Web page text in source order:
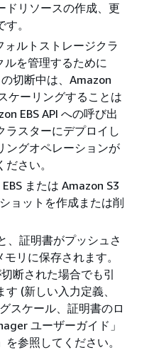
ドリソースの作成、更
。
ォルトストレージクラ
ルを管理するために
切断中は、Amazon
ケーリングすることは
EBS API への呼び出
ラスターにデプロイし
ングオペレーションが
さい。
または Amazon S3
ョットを作成または削
、証明書がプッシュさ
リに保存されます。
断された場合でも引
(新しい入力定義、
スケール、証明書のロ
ユーザーガイド」
を参照してください。